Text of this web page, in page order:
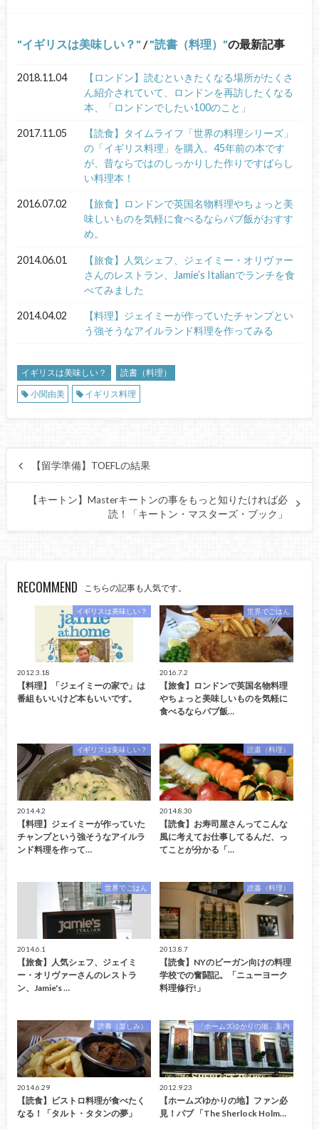
イギリスは美味しい？ / 読書（料理） の最新記事
2018.11.04
【ロンドン】読むといきたくなる場所がたくさ
ん紹介されていて、ロンドンを再訪したくなる
本、「ロンドンでしたい100のこと」
2017.11.05
【読食】タイムライフ「世界の料理シリーズ」
の「イギリス料理」を購入。45年前の本です
が、昔ならではのしっかりした作りですばらし
い料理本！
2016.07.02
【旅食】ロンドンで英国名物料理やちょっと美
味しいものを気軽に食べるならパブ飯がおすす
め。
2014.06.01
【旅食】人気シェフ、ジェイミー・オリヴァー
さんのレストラン、Jamie’s Italianでランチを食
べてみました
2014.04.02
【料理】ジェイミーが作っていたチャンプとい
う強そうなアイルランド料理を作ってみる
イギリスは美味しい？
読書（料理）
小関由美
イギリス料理
【留学準備】TOEFLの結果
【キートン】Masterキートンの事をもっと知りたければ必
読！「キートン・マスターズ・ブック」
RECOMMEND こちらの記事も人気です。
イギリスは美味しい？
2012.3.18
【料理】「ジェイミーの家で」は
番組もいいけど本もいいです。
世界でごはん
2016.7.2
【旅食】ロンドンで英国名物料理
やちょっと美味しいものを気軽に
食べるならパブ飯…
イギリスは美味しい？
2014.4.2
【料理】ジェイミーが作っていた
チャンプという強そうなアイルラ
ンド料理を作って…
読書（料理）
2014.8.30
【読食】お寿司屋さんってこんな
風に考えてお仕事してるんだ、っ
てことが分かる「…
世界でごはん
2014.6.1
【旅食】人気シェフ、ジェイミ
ー・オリヴァーさんのレストラ
ン、Jamie's …
読書（料理）
2013.8.7
【読食】NYのビーガン向けの料理
学校での奮闘記。「ニューヨーク
料理修行!」
読書（楽しみ）
2014.6.29
【読食】ビストロ料理が食べたく
なる！「タルト・タタンの夢」
「ホームズゆかりの地」案内
2012.9.23
【ホームズゆかりの地】ファン必
見！パブ 「The Sherlock Holm…